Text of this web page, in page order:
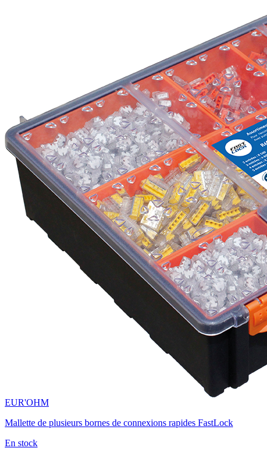
EUR'OHM
Mallette de plusieurs bornes de connexions rapides FastLock
En stock